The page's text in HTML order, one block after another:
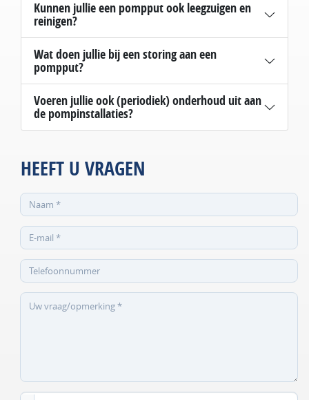
Kunnen jullie een pompput ook leegzuigen en
reinigen?
Wat doen jullie bij een storing aan een
pompput?
Voeren jullie ook (periodiek) onderhoud uit aan
de pompinstallaties?
HEEFT U VRAGEN